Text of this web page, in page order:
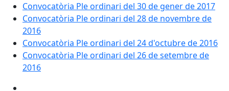
Convocatòria Ple ordinari del 30 de gener de 2017
Convocatòria Ple ordinari del 28 de novembre de
2016
Convocatòria Ple ordinari del 24 d'octubre de 2016
Convocatòria Ple ordinari del 26 de setembre de
2016